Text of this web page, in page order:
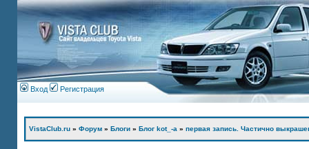
Вход Регистрация
VistaClub.ru » Форум » Блоги » Блог kot_-а » первая запись. Частично